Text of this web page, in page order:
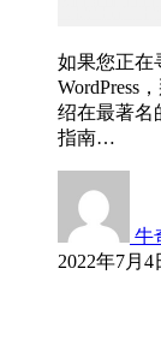
如果您正在
WordPress
绍在最著名
指南…
牛
2022年7月4